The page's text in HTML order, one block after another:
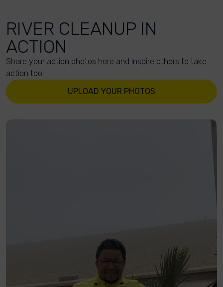
RIVER CLEANUP IN
ACTION
Share your action photos here and inspire others to take
action too!
UPLOAD YOUR PHOTOS